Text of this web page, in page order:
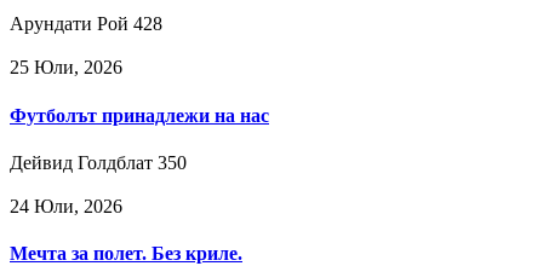
Арундати Рой 428
25 Юли, 2026
Футболът принадлежи на нас
Дейвид Голдблат 350
24 Юли, 2026
Мечта за полет. Без криле.